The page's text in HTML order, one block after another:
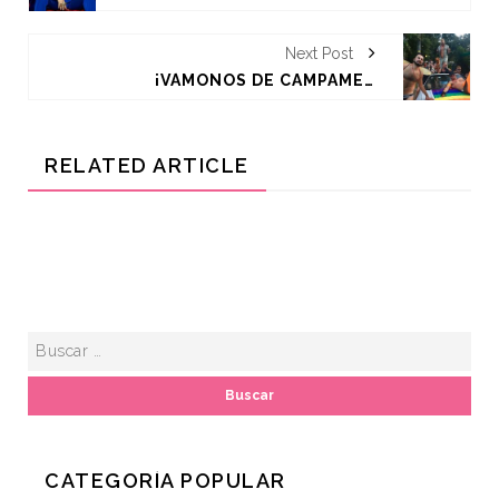
Next Post
¡VÁMONOS DE CAMPAMENTO GAY A LAS PIRÁMIDES DE TEOTIHUACÁN!
RELATED ARTICLE
CATEGORÍA POPULAR